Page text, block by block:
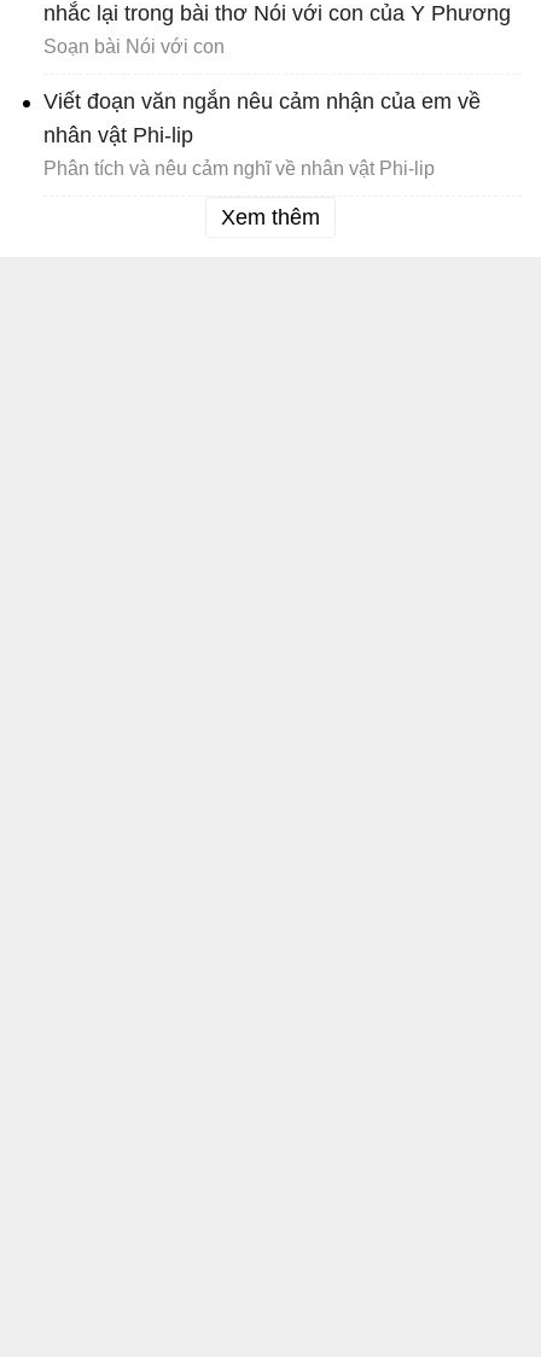
nhắc lại trong bài thơ Nói với con của Y Phương
Soạn bài Nói với con
Viết đoạn văn ngắn nêu cảm nhận của em về
nhân vật Phi-lip
Phân tích và nêu cảm nghĩ về nhân vật Phi-lip
Xem thêm